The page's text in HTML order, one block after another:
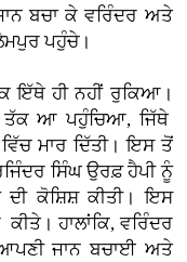
ਬਚਾ ਕੇ ਵਰਿੰਦਰ ਅਤੇ
ਪਹੁੰਚੇ।
ਇੱਥੇ ਹੀ ਨਹੀਂ ਰੁਕਿਆ।
ਤੱਕ ਆ ਪਹੁੰਚਿਆ, ਜਿੱਥੇ
ਮਾਰ ਦਿੱਤੀ। ਇਸ ਤੋਂ
ਸਿੰਘ ਉਰਫ਼ ਹੈਪੀ ਨੂੰ
ਦੀ ਕੋਸ਼ਿਸ਼ ਕੀਤੀ। ਇਸ
ਹਾਲਾਂਕਿ, ਵਰਿੰਦਰ
ਜਾਨ ਬਚਾਈ ਅਤੇ